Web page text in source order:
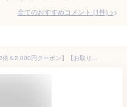
全てのおすすめコメント (1件) >
【楽天スーパーSALE限定★ポイント2倍＆2,000円クーポン】【お取り寄せ】シック ハイドロ スキン ディフェンス シェービング ジェルF シェービング剤 アフターケア シェービング スキンケア